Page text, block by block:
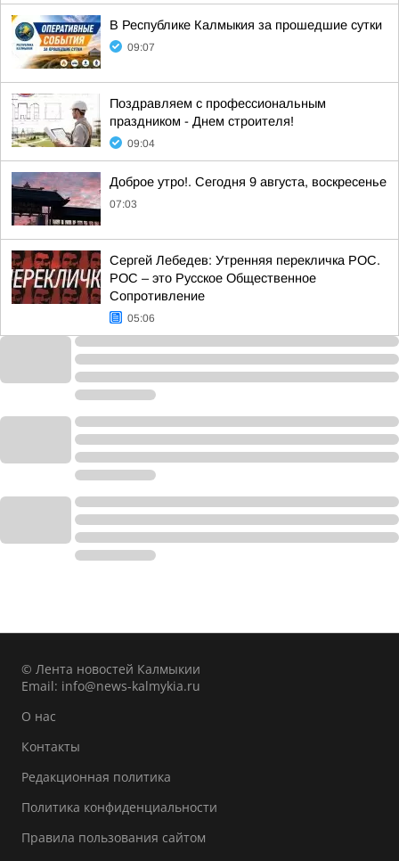
В Республике Калмыкия за прошедшие сутки
09:07
Поздравляем с профессиональным
праздником - Днем строителя!
09:04
Доброе утро!. Сегодня 9 августа, воскресенье
07:03
Сергей Лебедев: Утренняя перекличка РОС.
РОС – это Русское Общественное
Сопротивление
05:06
© Лента новостей Калмыкии
Email: info@news-kalmykia.ru
О нас
Контакты
Редакционная политика
Политика конфиденциальности
Правила пользования сайтом